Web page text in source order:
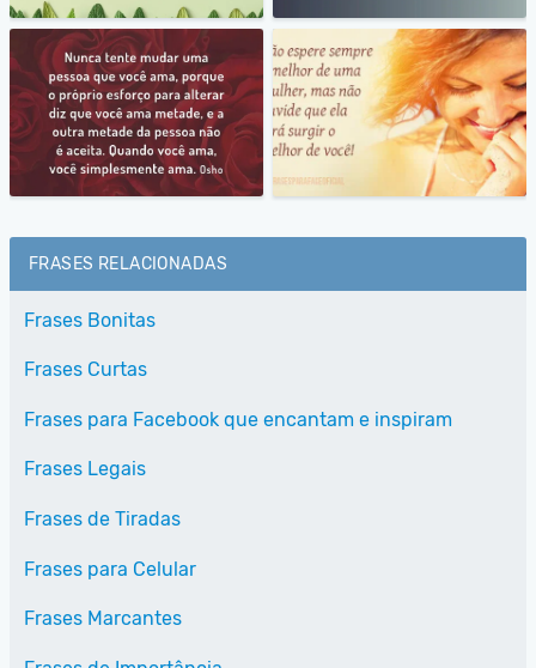
FRASES RELACIONADAS
Frases Bonitas
Frases Curtas
Frases para Facebook que encantam e inspiram
Frases Legais
Frases de Tiradas
Frases para Celular
Frases Marcantes